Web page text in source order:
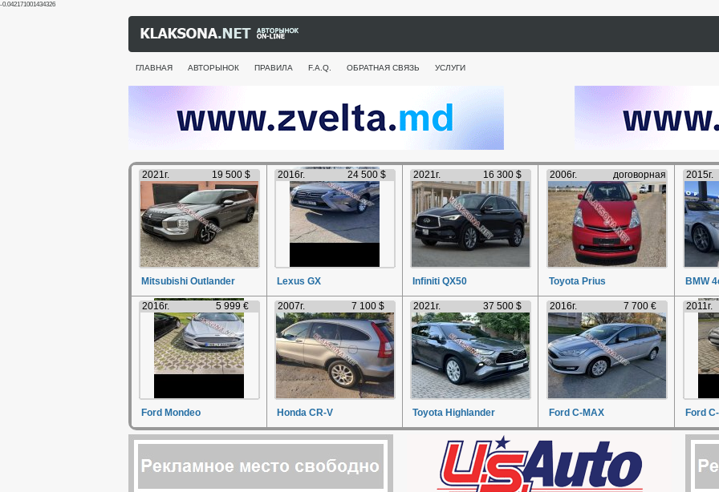
-0.042171001434326
ГЛАВНАЯ АВТОРЫНОК ПРАВИЛА F.A.Q. ОБРАТНАЯ СВЯЗЬ УСЛУГИ
2021г. 19 500 $
Mitsubishi Outlander
2016г. 24 500 $
Lexus GX
2021г. 16 300 $
Infiniti QX50
2006г. договорная
Toyota Prius
2015г.
BMW
2016г. 5 999 €
Ford Mondeo
2007г. 7 100 $
Honda CR-V
2021г. 37 500 $
Toyota Highlander
2016г. 7 700 €
Ford C-MAX
2011г.
Ford